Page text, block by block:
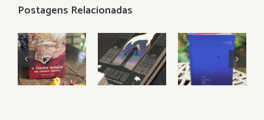
Postagens Relacionadas
Palavras
com alma
sobre uma
guerra
SOBRE
UM
CERTO
“O Luto
da Baleia”:
porque
viver